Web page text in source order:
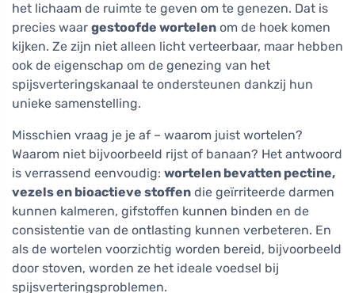
het lichaam de ruimte te geven om te genezen. Dat is
precies waar gestoofde wortelen om de hoek komen
kijken. Ze zijn niet alleen licht verteerbaar, maar hebben
ook de eigenschap om de genezing van het
spijsverteringskanaal te ondersteunen dankzij hun
unieke samenstelling.
Misschien vraag je je af – waarom juist wortelen?
Waarom niet bijvoorbeeld rijst of banaan? Het antwoord
is verrassend eenvoudig: wortelen bevatten pectine,
vezels en bioactieve stoffen die geïrriteerde darmen
kunnen kalmeren, gifstoffen kunnen binden en de
consistentie van de ontlasting kunnen verbeteren. En
als de wortelen voorzichtig worden bereid, bijvoorbeeld
door stoven, worden ze het ideale voedsel bij
spijsverteringsproblemen.